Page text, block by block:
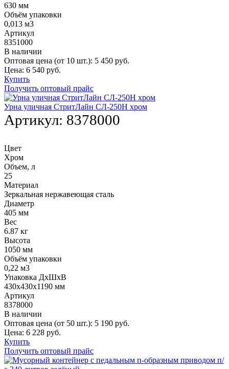
630 мм
Объём упаковки
0,013 м3
Артикул
8351000
В наличии
Оптовая цена (от 10 шт.): 5 450 руб.
Цена: 6 540 руб.
Купить
Получить оптовый прайс
Урна уличная СтритЛайн СЛ-250Н хром
Артикул: 8378000
Цвет
Хром
Объем, л
25
Материал
Зеркальная нержавеющая сталь
Диаметр
405 мм
Вес
6.87 кг
Высота
1050 мм
Объём упаковки
0,22 м3
Упаковка ДхШхВ
430х430х1190 мм
Артикул
8378000
В наличии
Оптовая цена (от 50 шт.): 5 190 руб.
Цена: 6 228 руб.
Купить
Получить оптовый прайс